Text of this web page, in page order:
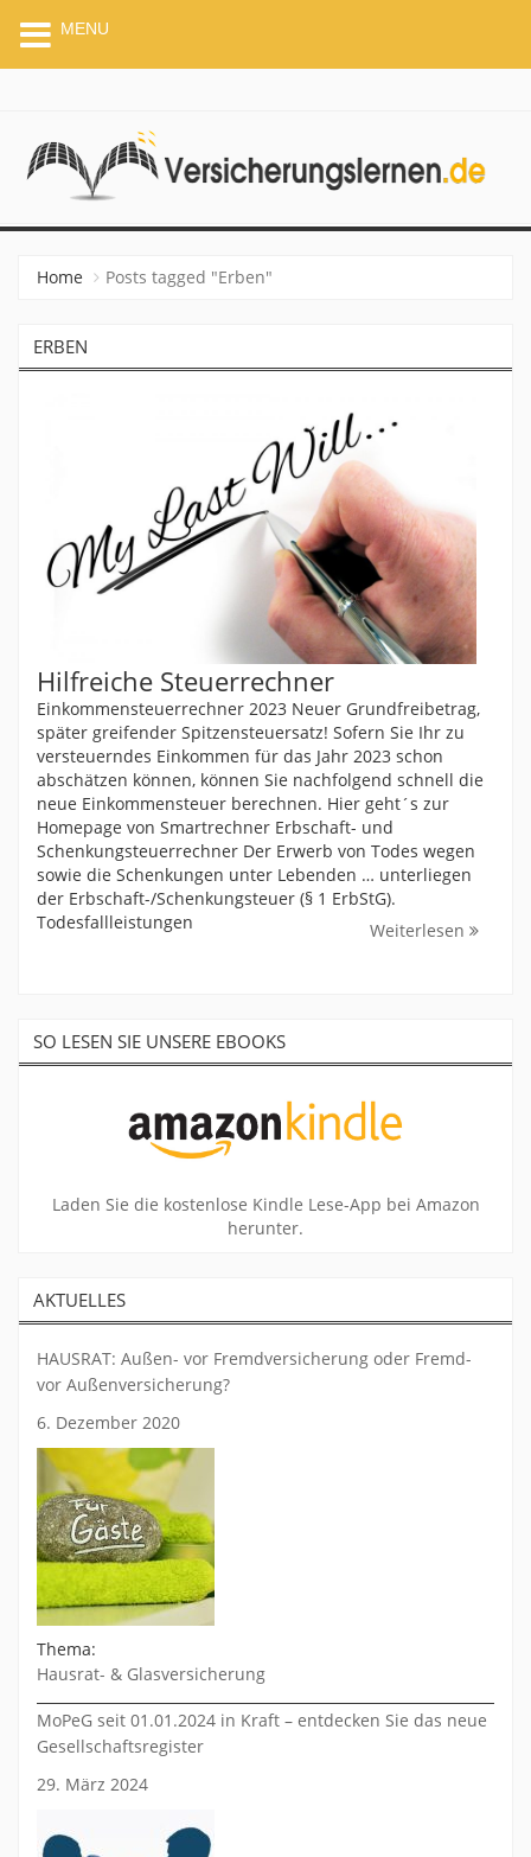
Home Posts tagged "Erben"
ERBEN
Hilfreiche Steuerrechner
Einkommensteuerrechner 2023 Neuer Grundfreibetrag,
später greifender Spitzensteuersatz! Sofern Sie Ihr zu
versteuerndes Einkommen für das Jahr 2023 schon
abschätzen können, können Sie nachfolgend schnell die
neue Einkommensteuer berechnen. Hier geht´s zur
Homepage von Smartrechner Erbschaft- und
Schenkungsteuerrechner Der Erwerb von Todes wegen
sowie die Schenkungen unter Lebenden … unterliegen
der Erbschaft-/Schenkungsteuer (§ 1 ErbStG).
Todesfallleistungen
Weiterlesen
SO LESEN SIE UNSERE EBOOKS
Laden Sie die kostenlose Kindle Lese-App bei Amazon
herunter.
AKTUELLES
HAUSRAT: Außen- vor Fremdversicherung oder Fremd-
vor Außenversicherung?
6. Dezember 2020
Thema:
Hausrat- & Glasversicherung
MoPeG seit 01.01.2024 in Kraft – entdecken Sie das neue
Gesellschaftsregister
29. März 2024
MENU